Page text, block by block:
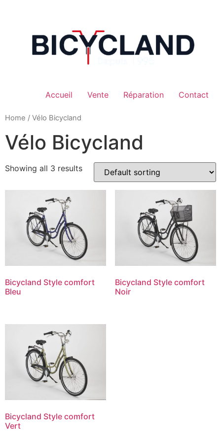
Accueil Vente Réparation Contact
Home / Vélo Bicycland
Vélo Bicycland
Showing all 3 results
Bicycland Style comfort
Bleu
Bicycland Style comfort
Noir
Bicycland Style comfort
Vert